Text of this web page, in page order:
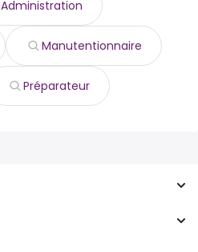
Administration
Manutentionnaire
Préparateur